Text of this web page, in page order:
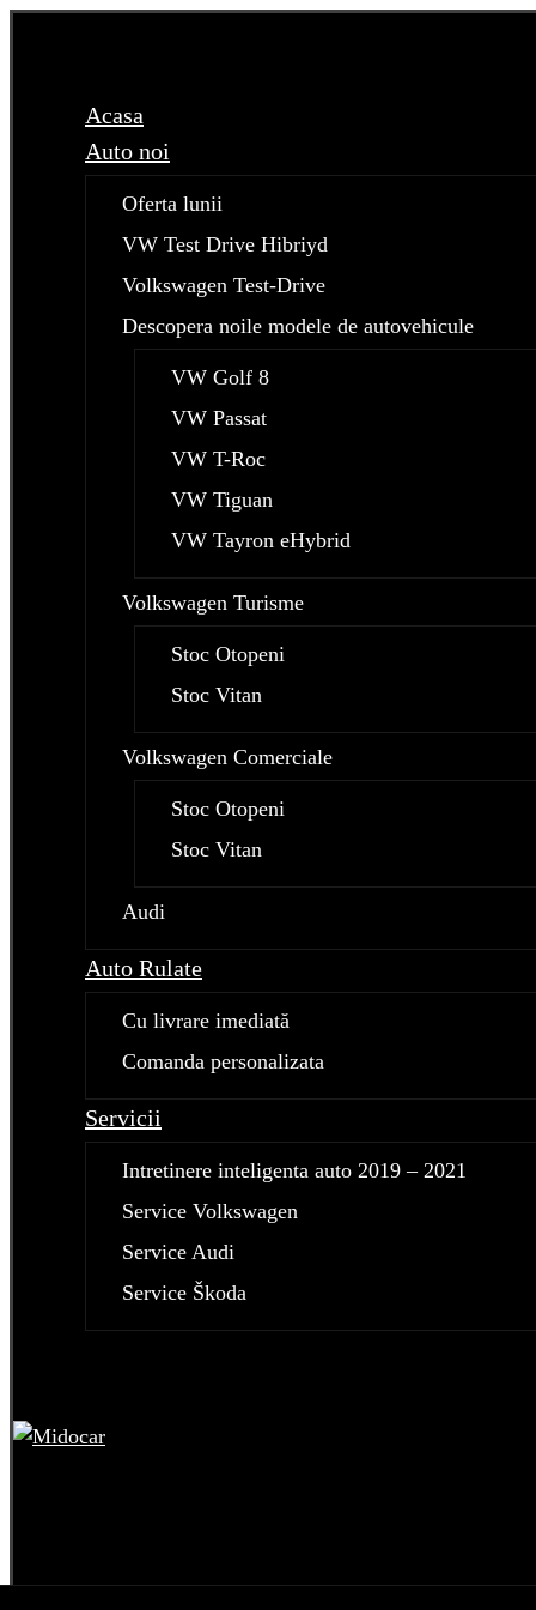
Acasa
Auto noi
Oferta lunii
VW Test Drive Hibriyd
Volkswagen Test-Drive
Descopera noile modele de autovehicule
VW Golf 8
VW Passat
VW T-Roc
VW Tiguan
VW Tayron eHybrid
Volkswagen Turisme
Stoc Otopeni
Stoc Vitan
Volkswagen Comerciale
Stoc Otopeni
Stoc Vitan
Audi
Auto Rulate
Cu livrare imediată
Comanda personalizata
Servicii
Intretinere inteligenta auto 2019 – 2021
Service Volkswagen
Service Audi
Service Škoda